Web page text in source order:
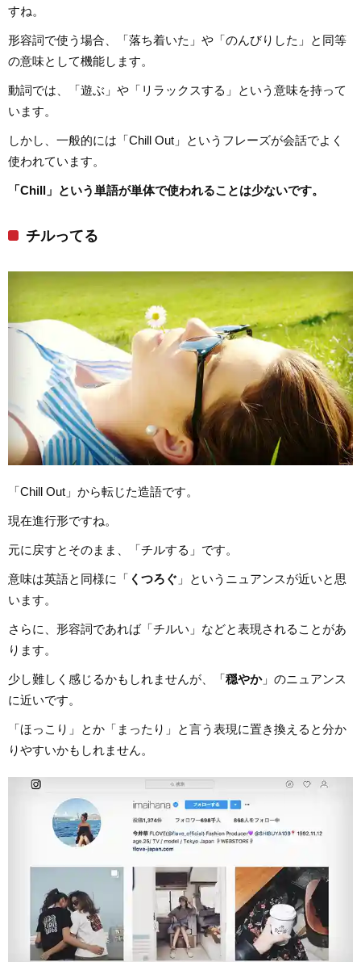
すね。
形容詞で使う場合、「落ち着いた」や「のんびりした」と同等
の意味として機能します。
動詞では、「遊ぶ」や「リラックスする」という意味を持って
います。
しかし、一般的には「Chill Out」というフレーズが会話でよく
使われています。
「Chill」という単語が単体で使われることは少ないです。
チルってる
「Chill Out」から転じた造語です。
現在進行形ですね。
元に戻すとそのまま、「チルする」です。
意味は英語と同様に「 くつろぐ 」というニュアンスが近いと思
います。
さらに、形容詞であれば「チルい」などと表現されることがあ
ります。
少し難しく感じるかもしれませんが、「穏やか」のニュアンス
に近いです。
「ほっこり」とか「まったり」と言う表現に置き換えると分か
りやすいかもしれません。